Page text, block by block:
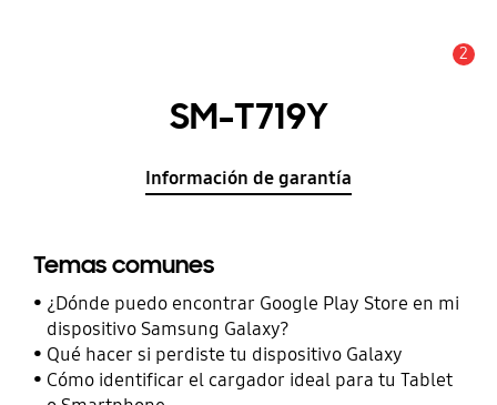
2
SM-T719Y
Información de garantía
Temas comunes
¿Dónde puedo encontrar Google Play Store en mi
dispositivo Samsung Galaxy?
Qué hacer si perdiste tu dispositivo Galaxy
Cómo identificar el cargador ideal para tu Tablet